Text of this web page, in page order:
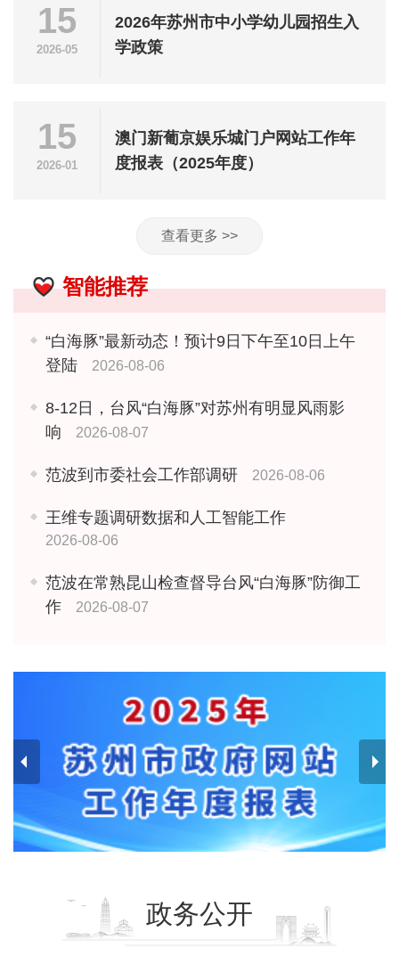
15
2026-05
2026年苏州市中小学幼儿园招生入
学政策
15
2026-01
澳门新葡京娱乐城门户网站工作年
度报表（2025年度）
查看更多 >>
智能推荐
“白海豚”最新动态！预计9日下午至10日上午
登陆
2026-08-06
8-12日，台风“白海豚”对苏州有明显风雨影
响
2026-08-07
范波到市委社会工作部调研 2026-08-06
王维专题调研数据和人工智能工作
2026-08-06
范波在常熟昆山检查督导台风“白海豚”防御工
作
2026-08-07
政务公开